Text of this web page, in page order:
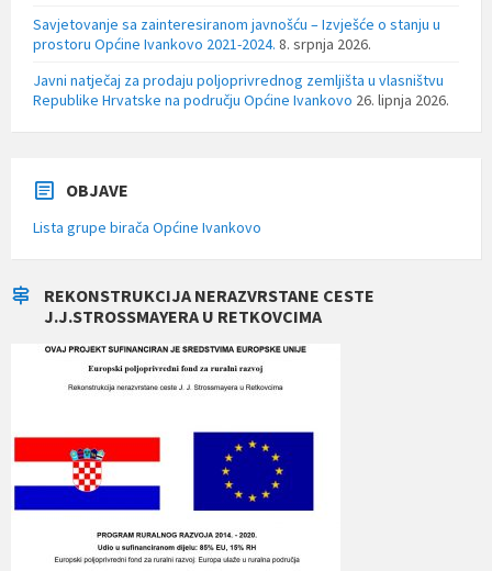
Savjetovanje sa zainteresiranom javnošću – Izvješće o stanju u
prostoru Općine Ivankovo 2021-2024. 8. srpnja 2026.
Javni natječaj za prodaju poljoprivrednog zemljišta u vlasništvu
Republike Hrvatske na području Općine Ivankovo 26. lipnja 2026.
OBJAVE
Lista grupe birača Općine Ivankovo
REKONSTRUKCIJA NERAZVRSTANE CESTE
J.J.STROSSMAYERA U RETKOVCIMA